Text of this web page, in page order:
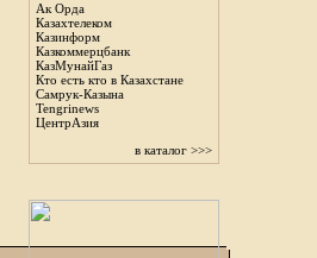
Ак Орда
Казахтелеком
Казинформ
Казкоммерцбанк
КазМунайГаз
Кто есть кто в Казахстане
Самрук-Казына
Tengrinews
ЦентрАзия
в каталог >>>